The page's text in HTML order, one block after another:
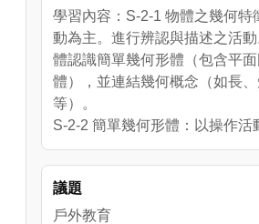
學習內容：S-2-1 物體之幾何特
動為主。進行辨認與描述之活
體認識簡單幾何形體（包含平
體），並連結幾何概念（如長
等）。
S-2-2 簡單幾何形體：以操作活
平面圖形與立體形體。辨認與
立體形體的幾何特徵並做分類。
S-2-4 平面圖形的邊長：以操作
測為主。認識特殊幾何圖形的邊
議題
戶外教育